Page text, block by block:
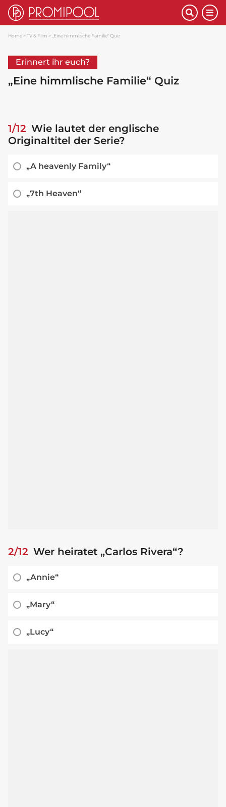
Home TV & Film „Eine himmlische Familie“ Quiz
Erinnert ihr euch?
„Eine himmlische Familie“ Quiz
1/12 Wie lautet der englische
Originaltitel der Serie?
„A heavenly Family“
„7th Heaven“
2/12 Wer heiratet „Carlos Rivera“?
„Annie“
„Mary“
„Lucy“